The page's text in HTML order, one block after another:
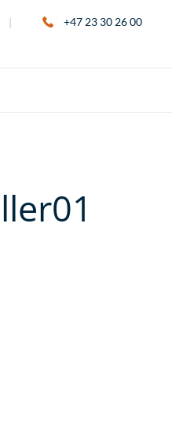
+47 23 30 26 00